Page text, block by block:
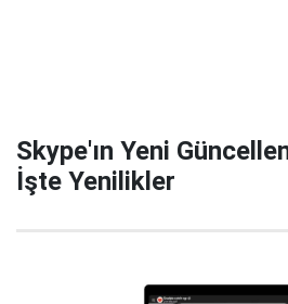
Skype'ın Yeni
İşte Yenilikler